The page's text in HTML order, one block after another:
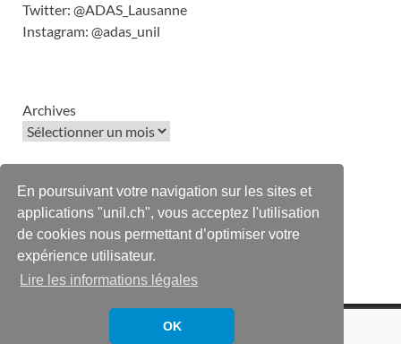
En poursuivant votre navigation sur les sites et
applications "unil.ch", vous acceptez l'utilisation
de cookies nous permettant d’optimiser votre
expérience utilisateur.
Lire les informations légales
OK
Twitter: @ADAS_Lausanne
Instagram: @adas_unil
Archives
Tweets by ADAS_Lausanne
adas [@] unil.ch | UNIL - Amphipôle 1015 Lausanne